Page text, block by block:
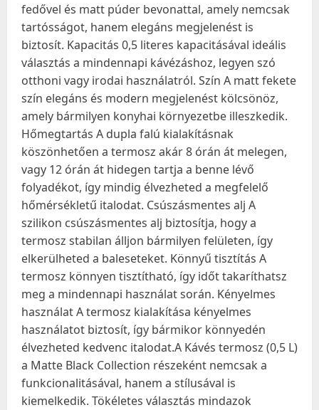
fedővel és matt púder bevonattal, amely nemcsak
tartósságot, hanem elegáns megjelenést is
biztosít. Kapacitás 0,5 literes kapacitásával ideális
választás a mindennapi kávézáshoz, legyen szó
otthoni vagy irodai használatról. Szín A matt fekete
szín elegáns és modern megjelenést kölcsönöz,
amely bármilyen konyhai környezetbe illeszkedik.
Hőmegtartás A dupla falú kialakításnak
köszönhetően a termosz akár 8 órán át melegen,
vagy 12 órán át hidegen tartja a benne lévő
folyadékot, így mindig élvezheted a megfelelő
hőmérsékletű italodat. Csúszásmentes alj A
szilikon csúszásmentes alj biztosítja, hogy a
termosz stabilan álljon bármilyen felületen, így
elkerülheted a baleseteket. Könnyű tisztítás A
termosz könnyen tisztítható, így időt takaríthatsz
meg a mindennapi használat során. Kényelmes
használat A termosz kialakítása kényelmes
használatot biztosít, így bármikor könnyedén
élvezheted kedvenc italodat.A Kávés termosz (0,5 L)
a Matte Black Collection részeként nemcsak a
funkcionalitásával, hanem a stílusával is
kiemelkedik. Tökéletes választás mindazok